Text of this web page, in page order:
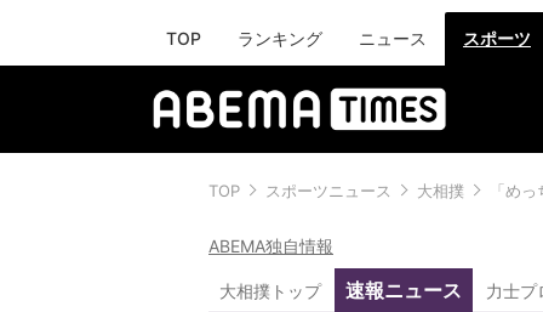
TOP ランキング ニュース スポーツ
TOP スポーツニュース 大相撲 「め
ABEMA独自情報
大相撲トップ 速報ニュース 力士プ